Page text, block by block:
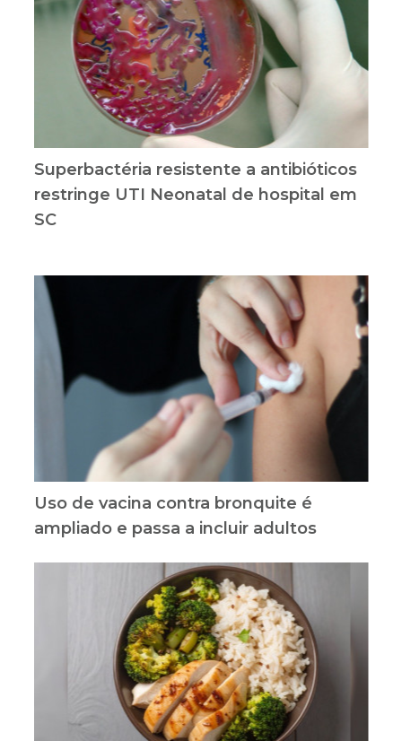
Superbactéria resistente a antibióticos
restringe UTI Neonatal de hospital em
SC
Uso de vacina contra bronquite é
ampliado e passa a incluir adultos